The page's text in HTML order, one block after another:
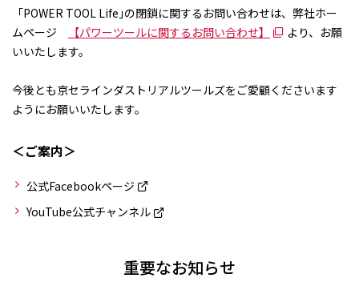
「POWER TOOL Life｣の閉鎖に関するお問い合わせは、弊社ホー
ムページ
【パワーツールに関するお問い合わせ】
より、お願
いいたします。
今後とも京セラインダストリアルツールズをご愛顧くださいます
ようにお願いいたします。
＜ご案内＞
公式Facebookページ
YouTube公式チャンネル
重要なお知らせ